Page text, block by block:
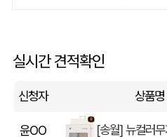
실시간 견적확인
신청자 상품명
이OO 상품제안(웰컴키
윤OO